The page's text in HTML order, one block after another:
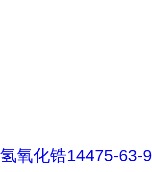
氢氧化锆14475-63-9